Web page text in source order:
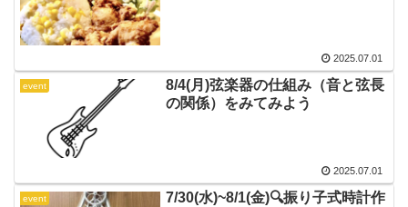
2025.07.01
event
8/4(月)弦楽器の仕組み（音と弦長
の関係）をみてみよう
2025.07.01
event
7/30(水)~8/1(金)🔍振り子式時計作